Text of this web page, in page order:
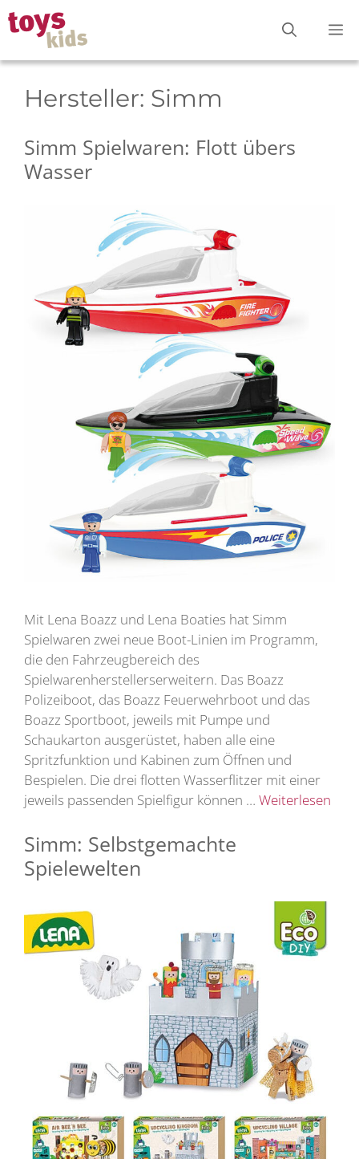
Zum
Inhalt
springen
Hersteller: Simm
Simm Spielwaren: Flott übers
Wasser
Mit Lena Boazz und Lena Boaties hat Simm
Spielwaren zwei neue Boot-Linien im Programm,
die den Fahrzeugbereich des
Spielwarenherstellerserweitern. Das Boazz
Polizeiboot, das Boazz Feuerwehrboot und das
Boazz Sportboot, jeweils mit Pumpe und
Schaukarton ausgerüstet, haben alle eine
Spritzfunktion und Kabinen zum Öffnen und
Bespielen. Die drei flotten Wasserflitzer mit einer
jeweils passenden Spielfigur können … Weiterlesen
Simm: Selbstgemachte
Spielewelten